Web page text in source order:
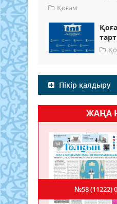
Қоғам
Пікір қалдыру
ЖАҢА
№58 (11222)